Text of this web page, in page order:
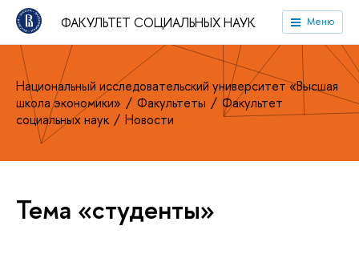
ФАКУЛЬТЕТ СОЦИАЛЬНЫХ НАУК Меню
Национальный исследовательский университет «Высшая
школа экономики»
Факультеты
Факультет
социальных наук
Новости
Тема «студенты»